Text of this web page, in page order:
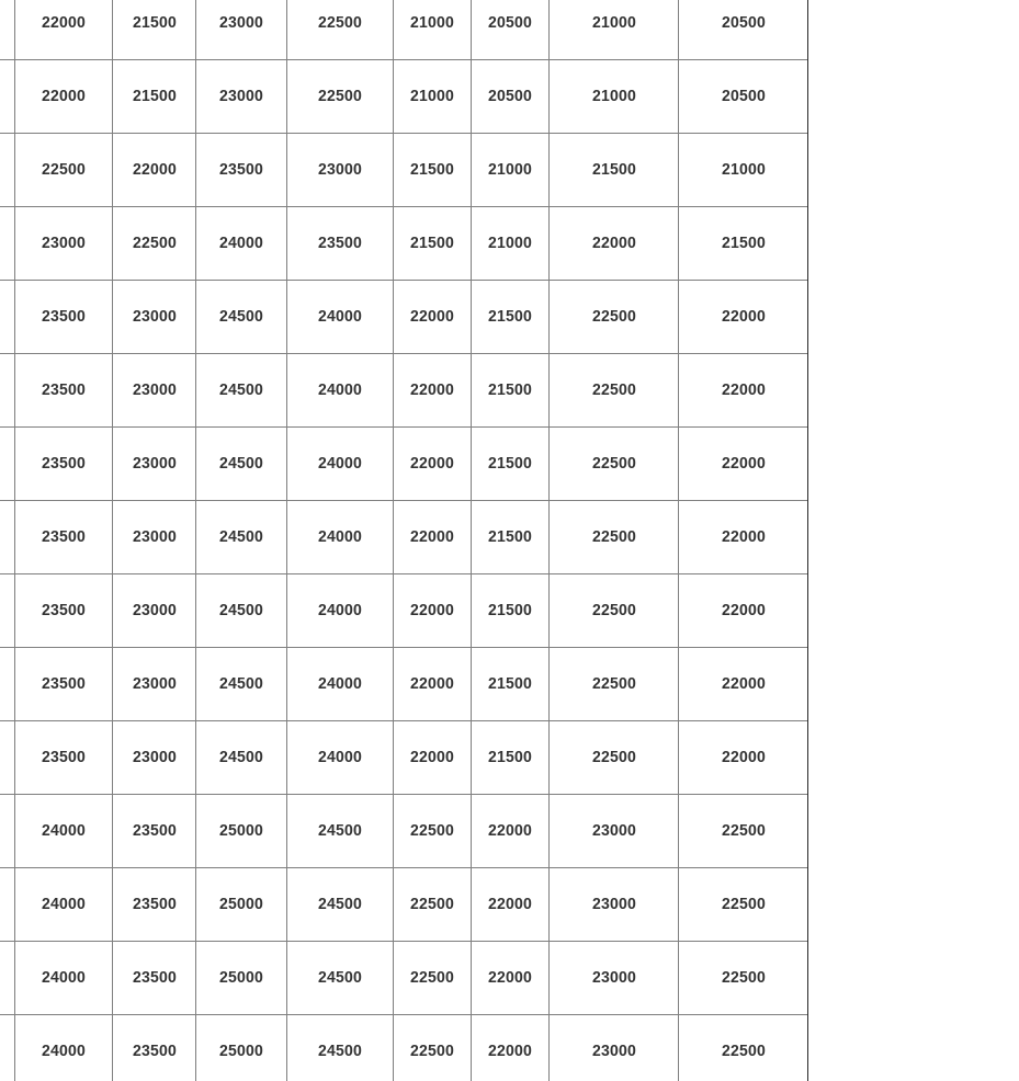
22000 21500 23000 22500 21000 20500 21000 20500
22000 21500 23000 22500 21000 20500 21000 20500
22500 22000 23500 23000 21500 21000 21500 21000
23000 22500 24000 23500 21500 21000 22000 21500
23500 23000 24500 24000 22000 21500 22500 22000
23500 23000 24500 24000 22000 21500 22500 22000
23500 23000 24500 24000 22000 21500 22500 22000
23500 23000 24500 24000 22000 21500 22500 22000
23500 23000 24500 24000 22000 21500 22500 22000
23500 23000 24500 24000 22000 21500 22500 22000
23500 23000 24500 24000 22000 21500 22500 22000
24000 23500 25000 24500 22500 22000 23000 22500
24000 23500 25000 24500 22500 22000 23000 22500
24000 23500 25000 24500 22500 22000 23000 22500
24000 23500 25000 24500 22500 22000 23000 22500